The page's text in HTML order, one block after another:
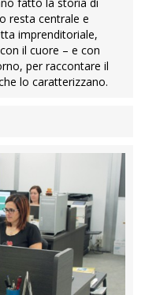
resta centrale e
imprenditoriale,
il cuore – e con
per raccontare il
lo caratterizzano.